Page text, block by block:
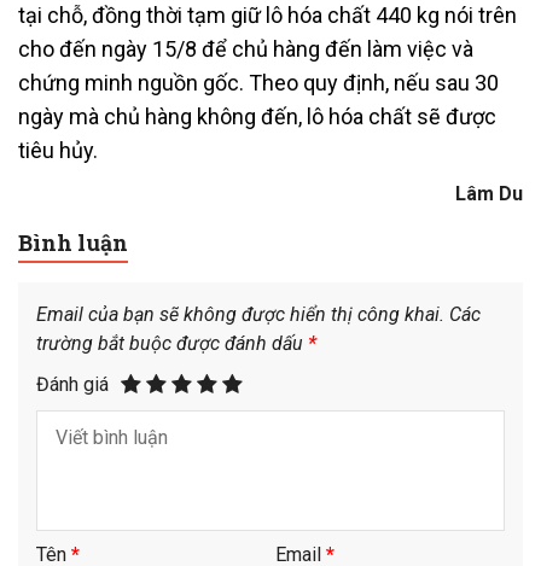
tại chỗ, đồng thời tạm giữ lô hóa chất 440 kg nói trên
cho đến ngày 15/8 để chủ hàng đến làm việc và
chứng minh nguồn gốc. Theo quy định, nếu sau 30
ngày mà chủ hàng không đến, lô hóa chất sẽ được
tiêu hủy.
Lâm Du
Bình luận
Email của bạn sẽ không được hiển thị công khai. Các
trường bắt buộc được đánh dấu *
Đánh giá
Tên * Email *